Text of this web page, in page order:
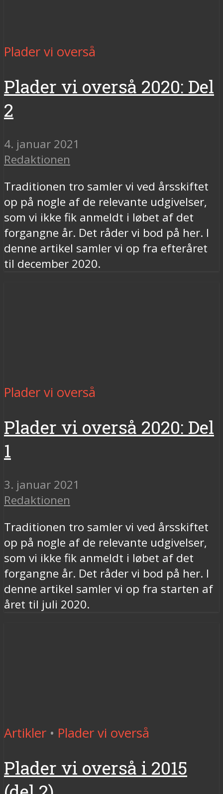
Plader vi overså
Plader vi overså 2020: Del
2
4. januar 2021
Redaktionen
Traditionen tro samler vi ved årsskiftet
op på nogle af de relevante udgivelser,
som vi ikke fik anmeldt i løbet af det
forgangne år. Det råder vi bod på her. I
denne artikel samler vi op fra efteråret
til december 2020.
Plader vi overså
Plader vi overså 2020: Del
1
3. januar 2021
Redaktionen
Traditionen tro samler vi ved årsskiftet
op på nogle af de relevante udgivelser,
som vi ikke fik anmeldt i løbet af det
forgangne år. Det råder vi bod på her. I
denne artikel samler vi op fra starten af
året til juli 2020.
Artikler • Plader vi overså
Plader vi overså i 2015